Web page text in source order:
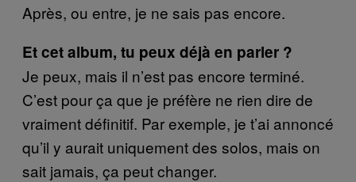
Après, ou entre, je ne sais pas encore.
Et cet album, tu peux déjà en parler ?
Je peux, mais il n’est pas encore terminé.
C’est pour ça que je préfère ne rien dire de
vraiment définitif. Par exemple, je t’ai annoncé
qu’il y aurait uniquement des solos, mais on
sait jamais, ça peut changer.